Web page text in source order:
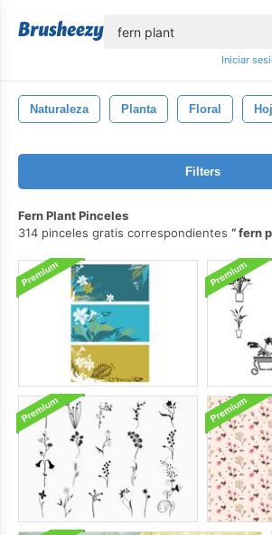
Iniciar
Naturaleza Planta Floral
Filters
Fern Plant Pinceles
314 pinceles gratis correspondientes
fern